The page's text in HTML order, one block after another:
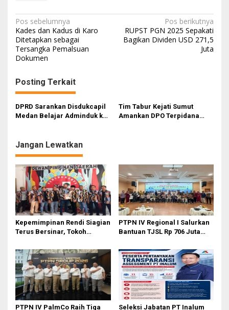
N
a
v
g
a
s
p
o
s
Pos sebelumnya
Kades dan Kadus di Karo
Ditetapkan sebagai
Tersangka Pemalsuan
Dokumen
Pos berikutnya
RUPST PGN 2025 Sepakati
Bagikan Dividen USD 271,5
Juta
Posting Terkait
DPRD Sarankan Disdukcapil
Medan Belajar Adminduk ke
Tim Tabur Kejati Sumut
Amankan DPO Terpidana
Jangan Lewatkan
Kepemimpinan Rendi Siagian
Terus Bersinar, Tokoh
MJA Kota Medan
PTPN IV Regional I Salurkan
Bantuan TJSL Rp 706 Juta
Berkelanjutan
PTPN IV PalmCo Raih Tiga
Seleksi Jabatan PT Inalum